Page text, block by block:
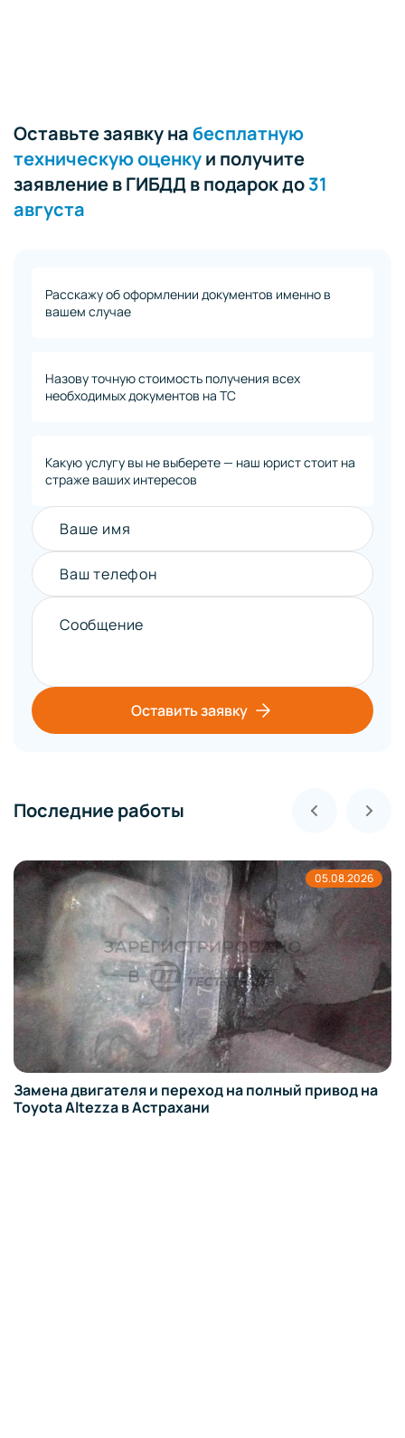
Оставьте заявку набесплатную
техническую оценкуи получите
заявление в ГИБДД в подарок до31
августа
Расскажу об оформлении документов именно в
вашем случае
Назову точную стоимость получения всех
необходимых документов на ТС
Какую услугу вы не выберете — наш юрист стоит на
страже ваших интересов
Ваше имя
Ваш телефон
Сообщение
Оставить заявку
Последние работы
05.08.2026
Замена двигателя и переход на полный привод на
Toyota Altezza в Астрахани